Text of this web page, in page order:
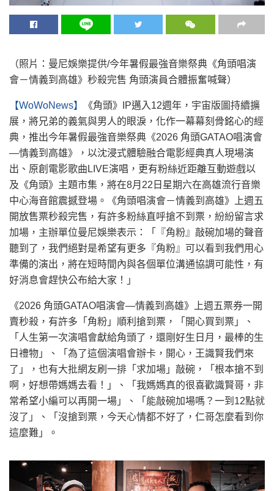
（照片：曼尼娛樂提供/今年暑假最強音樂祭典《角頭唱演
會－情義到高雄》秒殺完售 角頭演員合體振奮喊聲）
【WoWoNews】
《角頭》IP邁入12週年，宇宙版圖持續擴
展，將兄弟的義氣與男人的眼淚，化作一幕幕刻骨銘心的經
典，推出今年暑假最強音樂祭典《2026 角頭GATAO唱演會
—情義到高雄》，以沈浸式體驗融合電影經典真人現場演
出、原創電影歌曲LIVE演唱，更有粉絲近距離互動遊戲以
及《角頭》主題市集，將在8月22日星期六在高雄流行音樂
中心海音館震撼登場。《角頭唱演會－情義到高雄》上週五
開放售票秒殺完售，有許多粉絲直呼搶不到票，紛紛留言求
加場，主辦單位曼尼娛樂表示：「『角粉』敲碗加場的聲音
聽到了，我們絕對是希望有更多『角粉』可以看到我們用心
準備的演出，將在短時間內與各個單位溝通協調可能性，有
好消息會趕快公布給大家！」
《2026 角頭GATAO唱演會—情義到高雄》上週五票券一開
賣秒殺，有許多「角粉」順利搶到票，「開心買到票」、
「人生第一次演唱會獻給角頭了，還剛好生日月，最棒的生
日禮物」、「為了這個演唱會辦卡，開心，王識賢我們來
了」，也有大批網友刷一排「求加場」敲碗，「根本搶不到
啊，好想帶媽媽去看！」、「我媽媽真的很喜歡識賢哥，非
常希望小編可以再開一場」、「能敲碗加場嗎？一到12點就
沒了」、「沒搶到票，今天心情都不好了，仁哥怎麼看到你
這麼難」。